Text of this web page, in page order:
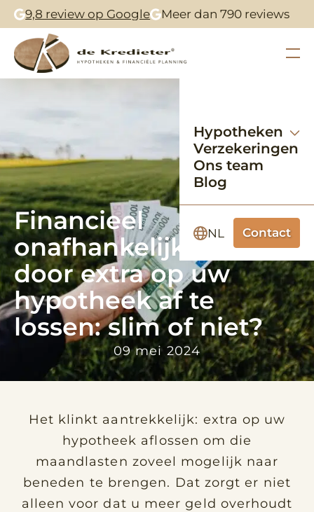
9,8 review op Google Meer dan 790 reviews
Hypotheken
Verzekeringen
Ons team
Blog
NL Contact
Financieel
onafhankelijk worden
door extra op uw
hypotheek af te
lossen: slim of niet?
09 mei 2024
Het klinkt aantrekkelijk: extra op uw
hypotheek aflossen om die
maandlasten zoveel mogelijk naar
beneden te brengen. Dat zorgt er niet
alleen voor dat u meer geld overhoudt